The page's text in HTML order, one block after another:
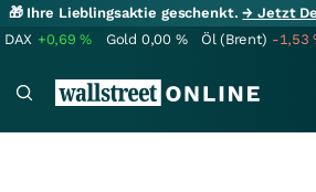
🎁 Ihre Lieblingsaktie geschenkt.→ Jetzt
DAX +0,69% Gold 0,00 % Öl (Brent) -1,53